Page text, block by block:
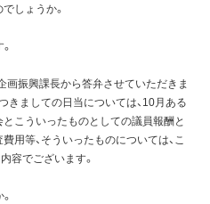
しょうか。
画振興課長から答弁させていただきま
きましての日当については、10月ある
こういったものとしての議員報酬と
用等、そういったものについては、こ
容でございます。